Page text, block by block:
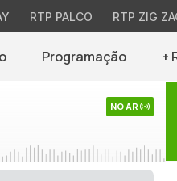
RTP PALCO RTP ZIG
Programação +
NO AR